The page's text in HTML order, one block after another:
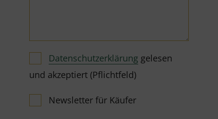
Datenschutzerklärung gelesen
und akzeptiert (Pflichtfeld)
Newsletter für Käufer